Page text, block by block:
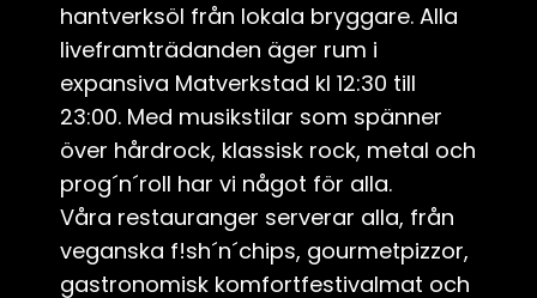
hantverksöl från lokala bryggare. Alla
liveframträdanden äger rum i
expansiva Matverkstad kl 12:30 till
23:00. Med musikstilar som spänner
över hårdrock, klassisk rock, metal och
prog´n´roll har vi något för alla.
Våra restauranger serverar alla, från
veganska f!sh´n´chips, gourmetpizzor,
gastronomisk komfortfestivalmat och